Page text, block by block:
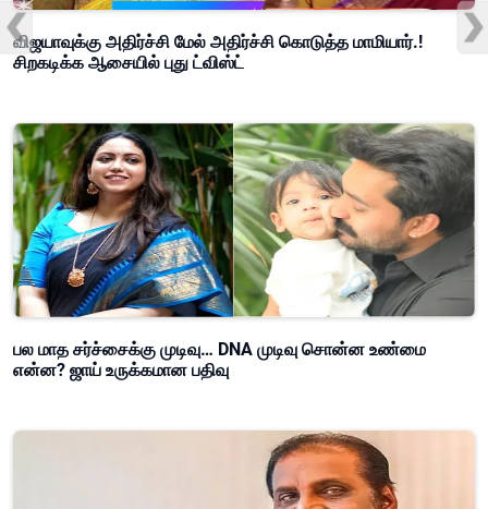
விஜயாவுக்கு அதிர்ச்சி மேல் அதிர்ச்சி கொடுத்த மாமியார்.!
சிறகடிக்க ஆசையில் புது ட்விஸ்ட்
பல மாத சர்ச்சைக்கு முடிவு… DNA முடிவு சொன்ன உண்மை
என்ன? ஜாய் உருக்கமான பதிவு